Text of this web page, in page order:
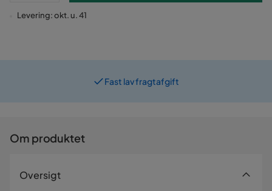
Levering: okt. u. 41
Fast lav fragtafgift
Om produktet
Oversigt